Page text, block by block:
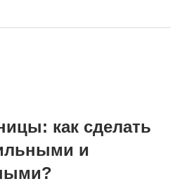
как сделать
и